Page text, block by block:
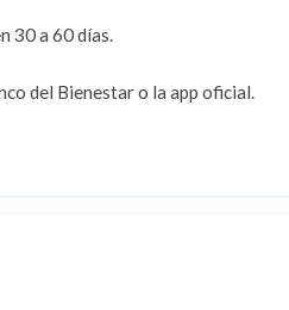
30 a 60 días.
del Bienestar o la app oficial.